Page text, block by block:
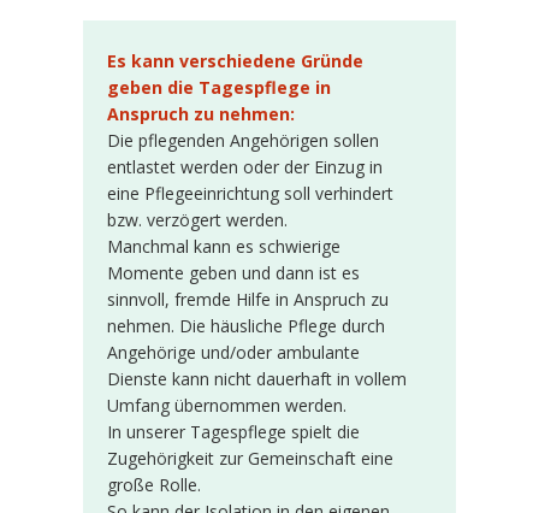
Es kann verschiedene Gründe
geben die Tagespflege in
Anspruch zu nehmen:
Die pflegenden Angehörigen sollen
entlastet werden oder der Einzug in
eine Pflegeeinrichtung soll verhindert
bzw. verzögert werden.
Manchmal kann es schwierige
Momente geben und dann ist es
sinnvoll, fremde Hilfe in Anspruch zu
nehmen. Die häusliche Pflege durch
Angehörige und/oder ambulante
Dienste kann nicht dauerhaft in vollem
Umfang übernommen werden.
In unserer Tagespflege spielt die
Zugehörigkeit zur Gemeinschaft eine
große Rolle.